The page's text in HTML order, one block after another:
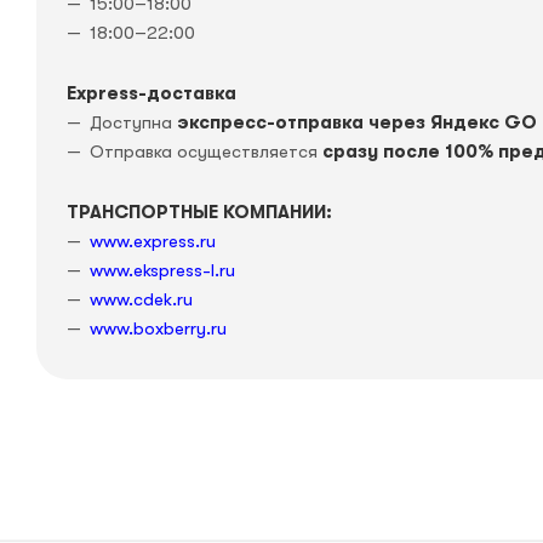
18:00–22:00
Express-доставка
Доступна экспресс-отправка через Яндекс GO
Отправка осуществляется сразу после 100%
ТРАНСПОРТНЫЕ КОМПАНИИ:
www.express.ru
www.ekspress-l.ru
www.cdek.ru
www.boxberry.ru